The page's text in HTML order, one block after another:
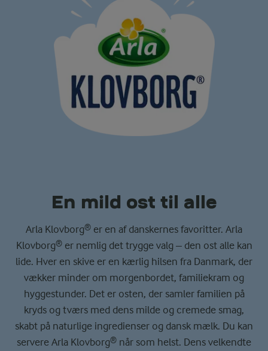
En mild ost til alle
Arla Klovborg® er en af danskernes favoritter. Arla
Klovborg® er nemlig det trygge valg – den ost alle kan
lide. Hver en skive er en kærlig hilsen fra Danmark, der
vækker minder om morgenbordet, familiekram og
hyggestunder. Det er osten, der samler familien på
kryds og tværs med dens milde og cremede smag,
skabt på naturlige ingredienser og dansk mælk. Du kan
servere Arla Klovborg® når som helst. Dens velkendte